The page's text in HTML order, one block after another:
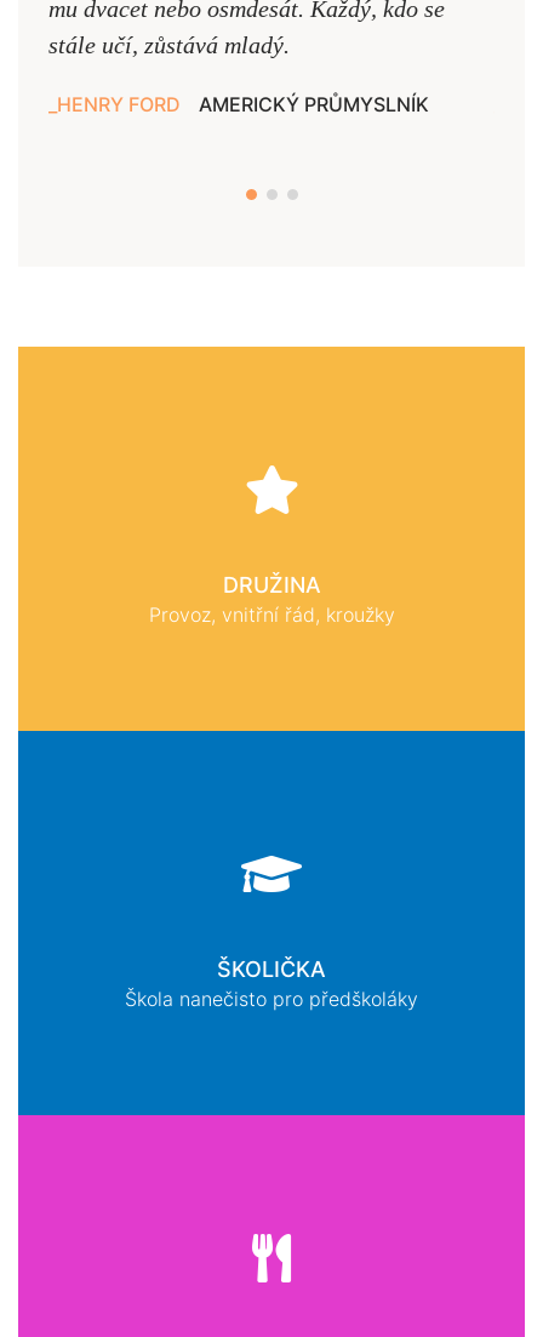
mu dvacet nebo osmdesát. Každý, kdo se
stále učí, zůstává mladý.
HENRY FORD AMERICKÝ PRŮMYSLNÍK
DRUŽINA
Provoz, vnitřní řád, kroužky
ŠKOLIČKA
Škola nanečisto pro předškoláky